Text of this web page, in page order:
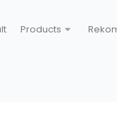
Products